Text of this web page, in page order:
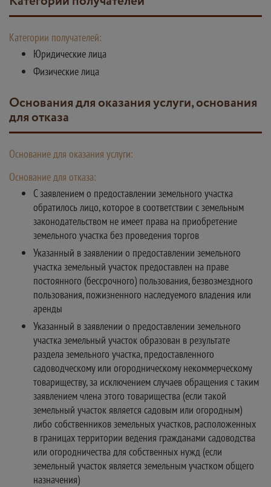
Категории получателей:
Юридические лица
Физические лица
Основания для оказания услуги, основания
для отказа
Основание для оказания услуги:
Основание для отказа:
С заявлением о предоставлении земельного участка
обратилось лицо, которое в соответствии с земельным
законодательством не имеет права на приобретение
земельного участка без проведения торгов
Указанный в заявлении о предоставлении земельного
участка земельный участок предоставлен на праве
постоянного (бессрочного) пользования, безвозмездного
пользования, пожизненного наследуемого владения или
аренды
Указанный в заявлении о предоставлении земельного
участка земельный участок образован в результате
раздела земельного участка, предоставленного
садоводческому или огородническому некоммерческому
товариществу, за исключением случаев обращения с таким
заявлением члена этого товарищества (если такой
земельный участок является садовым или огородным)
либо собственников земельных участков, расположенных
в границах территории ведения гражданами садоводства
или огородничества для собственных нужд (если
земельный участок является земельным участком общего
назначения)